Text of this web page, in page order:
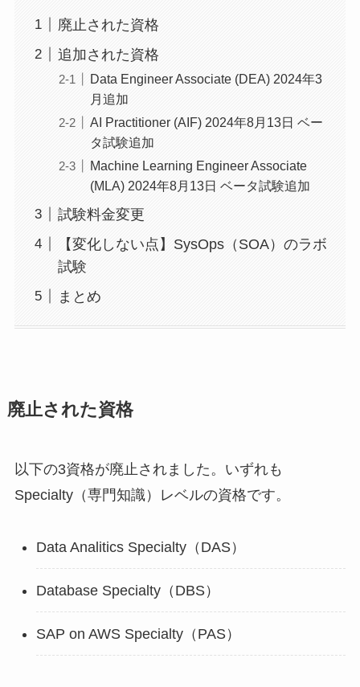
廃止された資格
追加された資格
Data Engineer Associate (DEA) 2024年3
月追加
AI Practitioner (AIF) 2024年8月13日 ベー
タ試験追加
Machine Learning Engineer Associate
(MLA) 2024年8月13日 ベータ試験追加
試験料金変更
【変化しない点】SysOps（SOA）のラボ
試験
まとめ
廃止された資格
以下の3資格が廃止されました。いずれも
Specialty（専門知識）レベルの資格です。
Data Analitics Specialty（DAS）
Database Specialty（DBS）
SAP on AWS Specialty（PAS）